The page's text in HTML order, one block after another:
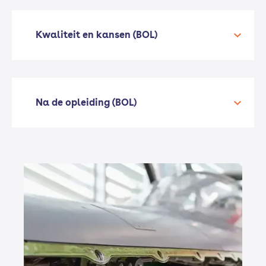
Kwaliteit en kansen (BOL)
Na de opleiding (BOL)